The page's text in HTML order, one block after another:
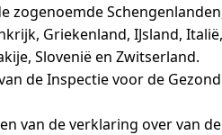
zogenoemde
Griekenland, IJsland,
Slovenië en Zwitserland.
de Inspectie voor de
van de verklaring over van